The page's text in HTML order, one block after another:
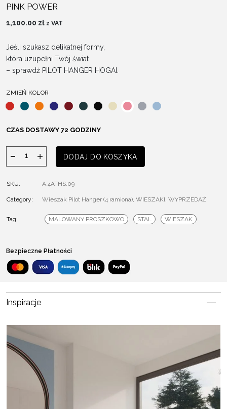
PINK POWER
1,100.00 zł z VAT
Jeśli szukasz delikatnej formy,
która uzupełni Twój świat
– sprawdź PILOT HANGER HOGAI.
ZMIEŃ KOLOR
CZAS DOSTAWY 72 GODZINY
ilość
Wieszak
DODAJ DO KOSZYKA
SKU: A.4ATHS.09
Category: Wieszak Pilot Hanger (4 ramiona), WIESZAKI, WYPRZEDAŻ
Tag: MALOWANY PROSZKOWO STAL WIESZAK
Bezpieczne Płatności
Inspiracje